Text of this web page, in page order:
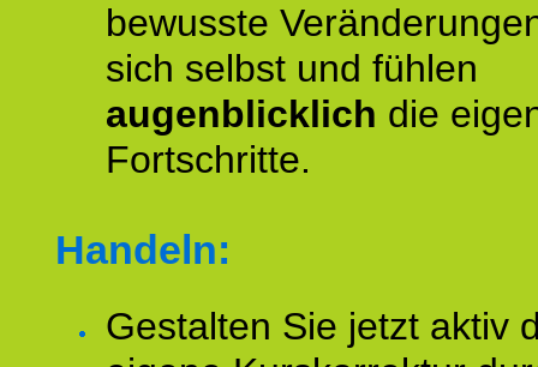
bewusste
sich selbst und fühlen
augenblicklich die
Fortschritte.
Handeln:
Gestalten Sie jetzt aktiv